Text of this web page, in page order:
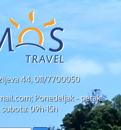
44, 011/7700050
Ponedeljak - petak:
09h-15h